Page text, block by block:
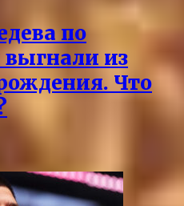
по
выгнали из
Что